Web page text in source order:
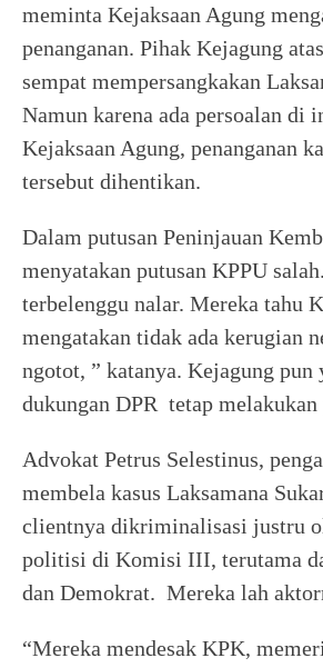
meminta Kejaksaan Agung
penanganan. Pihak Kejagung
sempat mempersangkakan
Namun karena ada persoalan di
Kejaksaan Agung, penanganan
tersebut dihentikan.
Dalam putusan Peninjauan
menyatakan putusan KPPU
terbelenggu nalar. Mereka tahu
mengatakan tidak ada kerugian
ngotot, ” katanya. Kejagung pun
dukungan DPR tetap
Advokat Petrus Selestinus,
membela kasus Laksamana
clientnya dikriminalisasi justru
politisi di Komisi III, terutama
dan Demokrat. Mereka lah
“Mereka mendesak KPK,